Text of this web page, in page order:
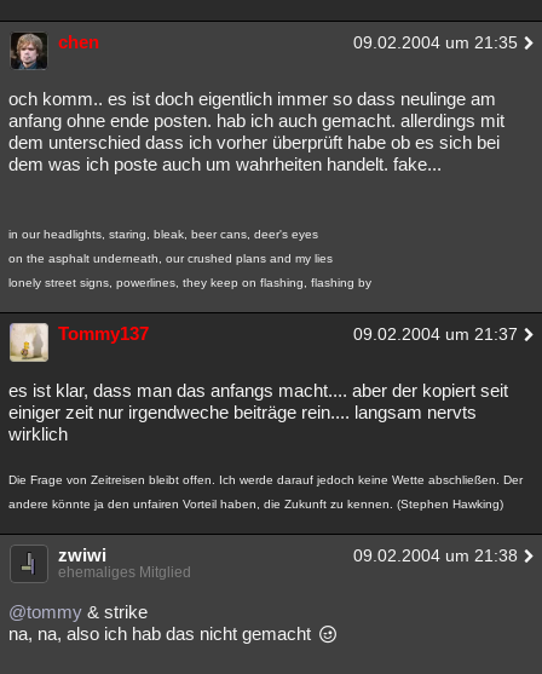
chen 09.02.2004 um 21:35
och komm.. es ist doch eigentlich immer so dass neulinge am
anfang ohne ende posten. hab ich auch gemacht. allerdings mit
dem unterschied dass ich vorher überprüft habe ob es sich bei
dem was ich poste auch um wahrheiten handelt. fake...
in our headlights, staring, bleak, beer cans, deer's eyes
on the asphalt underneath, our crushed plans and my lies
lonely street signs, powerlines, they keep on flashing, flashing by
Tommy137 09.02.2004 um 21:37
es ist klar, dass man das anfangs macht.... aber der kopiert seit
einiger zeit nur irgendweche beiträge rein.... langsam nervts
wirklich
Die Frage von Zeitreisen bleibt offen. Ich werde darauf jedoch keine Wette abschließen. Der
andere könnte ja den unfairen Vorteil haben, die Zukunft zu kennen. (Stephen Hawking)
zwiwi 09.02.2004 um 21:38
ehemaliges Mitglied
@tommy & strike
na, na, also ich hab das nicht gemacht